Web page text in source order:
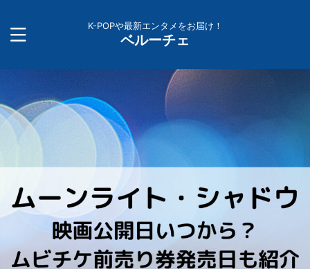
K-POPや最新エンタメをお届け！
ベルーチェ